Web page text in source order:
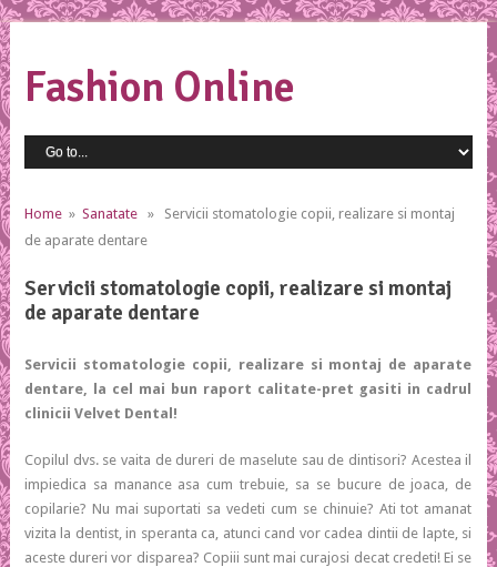
Fashion Online
Home» Sanatate» Servicii stomatologie copii, realizare si montaj
de aparate dentare
Servicii stomatologie copii, realizare si montaj
de aparate dentare
Servicii stomatologie copii, realizare si montaj de aparate
dentare, la cel mai bun raport calitate-pret gasiti in cadrul
clinicii Velvet Dental!
Copilul dvs. se vaita de dureri de maselute sau de dintisori? Acestea il
impiedica sa manance asa cum trebuie, sa se bucure de joaca, de
copilarie? Nu mai suportati sa vedeti cum se chinuie? Ati tot amanat
vizita la dentist, in speranta ca, atunci cand vor cadea dintii de lapte, si
aceste dureri vor disparea? Copiii sunt mai curajosi decat credeti! Ei se